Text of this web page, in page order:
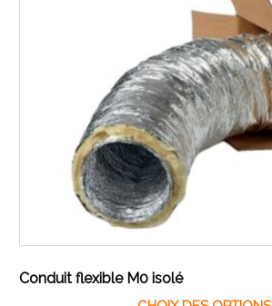
Conduit flexible M0 isolé